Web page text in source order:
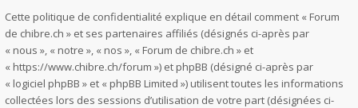
Cette politique de confidentialité explique en détail comment « Forum
de chibre.ch » et ses partenaires affiliés (désignés ci-après par
« nous », « notre », « nos », « Forum de chibre.ch » et
« https://www.chibre.ch/forum ») et phpBB (désigné ci-après par
« logiciel phpBB » et « phpBB Limited ») utilisent toutes les informations
collectées lors des sessions d’utilisation de votre part (désignées ci-